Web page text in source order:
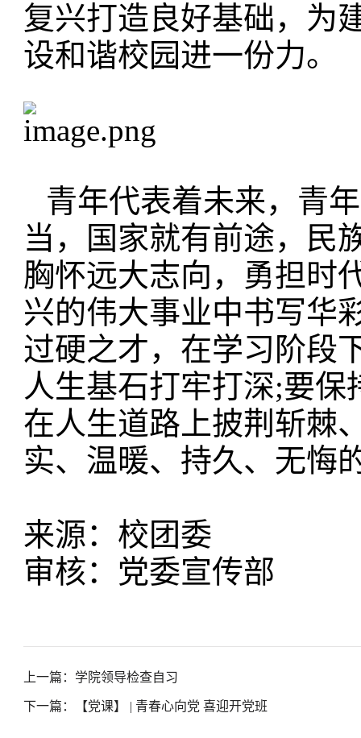
复兴打造良好基础，为
设和谐校园进一份力。
青年代表着未来，青
当，国家就有前途，民
胸怀远大志向，勇担时
兴的伟大事业中书写华
过硬之才，在学习阶段
人生基石打牢打深;要
在人生道路上披荆斩棘
实、温暖、持久、无悔
来源：校团委
审核：党委宣传部
上一篇：学院领导检查自习
下一篇：【党课】 | 青春心向党 喜迎开党班